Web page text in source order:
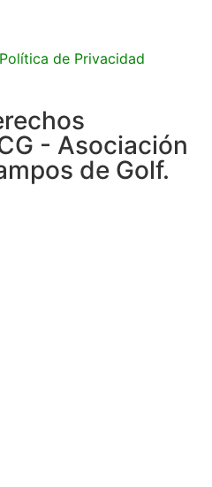
- Asociación
de Golf.
Política de Privacidad